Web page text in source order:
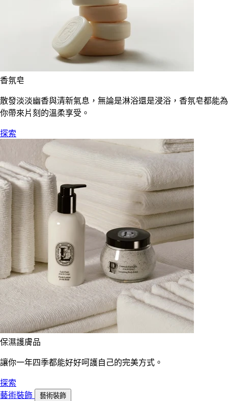
香氛皂
散發淡淡幽香與清新氣息，無論是淋浴還是浸浴，香氛皂都能為
你帶來片刻的溫柔享受。
探索
保濕護膚品
讓你一年四季都能好好呵護自己的完美方式。
探索
藝術裝飾
藝術裝飾